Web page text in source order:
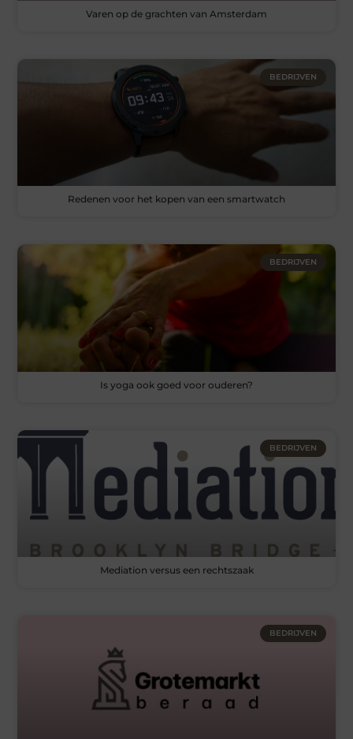
Varen op de grachten van Amsterdam
BEDRIJVEN
Redenen voor het kopen van een smartwatch
BEDRIJVEN
Is yoga ook goed voor ouderen?
BEDRIJVEN
Mediation versus een rechtszaak
BEDRIJVEN